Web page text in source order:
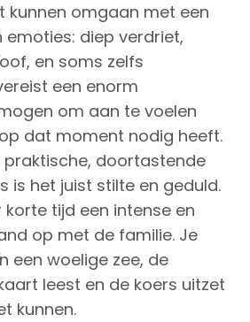
kunnen omgaan met een
diep verdriet,
en soms zelfs
een enorm
om aan te voelen
dat moment nodig heeft.
praktische, doortastende
is het juist stilte en geduld.
tijd een intense en
op met de familie. Je
een woelige zee, de
leest en de koers uitzet
kunnen.